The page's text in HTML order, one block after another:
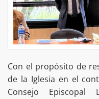
Con el propósito de
de la Iglesia en el
Consejo Episcopal